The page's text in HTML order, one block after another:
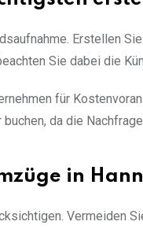
Erstellen
Sie dabei die
für
da die
in
Vermeiden